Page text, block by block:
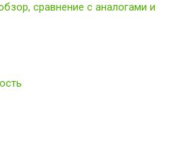
сравнение с аналогами и